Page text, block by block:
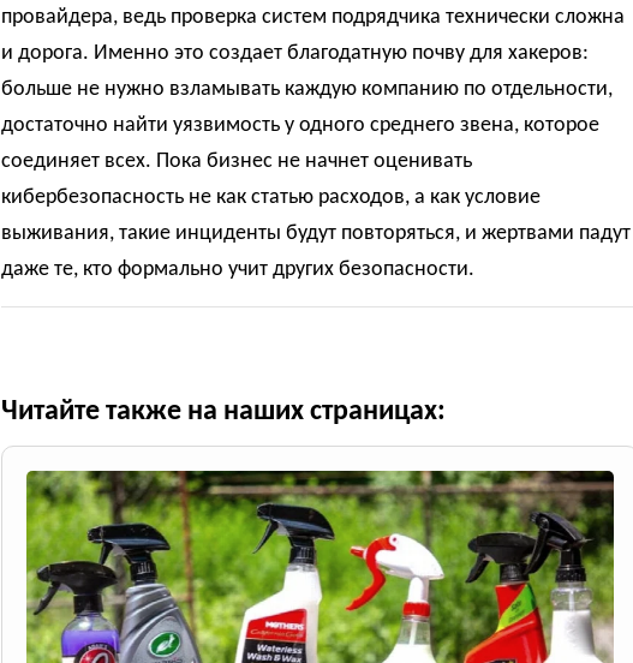
провайдера, ведь проверка систем подрядчика технически сложна
и дорога. Именно это создает благодатную почву для хакеров:
больше не нужно взламывать каждую компанию по отдельности,
достаточно найти уязвимость у одного среднего звена, которое
соединяет всех. Пока бизнес не начнет оценивать
кибербезопасность не как статью расходов, а как условие
выживания, такие инциденты будут повторяться, и жертвами падут
даже те, кто формально учит других безопасности.
Читайте также на наших страницах: